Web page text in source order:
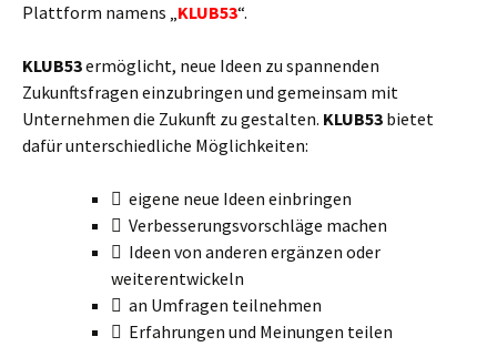
Plattform namens „KLUB53“.
KLUB53ermöglicht, neue Ideen zu spannenden
Zukunftsfragen einzubringen und gemeinsam mit
Unternehmen die Zukunft zu gestalten. KLUB53 bietet
dafür unterschiedliche Möglichkeiten:
 eigene neue Ideen einbringen
 Verbesserungsvorschläge machen
 Ideen von anderen ergänzen oder
weiterentwickeln
 an Umfragen teilnehmen
 Erfahrungen und Meinungen teilen